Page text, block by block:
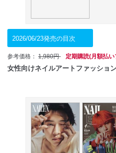
2026/06/23発売の目次
参考価格： 1,980円 定期購読(月額払
女性向けネイルアートファッショ